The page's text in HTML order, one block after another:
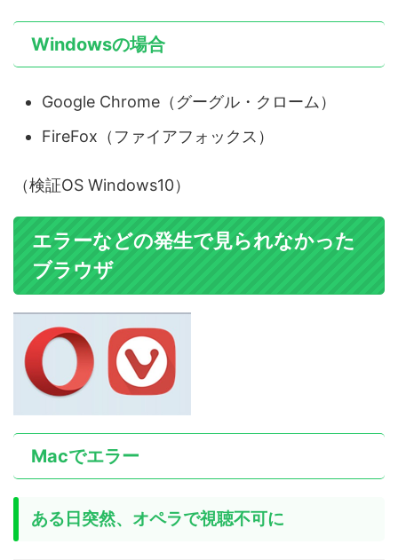
Windowsの場合
Google Chrome（グーグル・クローム）
FireFox（ファイアフォックス）
（検証OS Windows10）
エラーなどの発生で見られなかった
ブラウザ
Macでエラー
ある日突然、オペラで視聴不可に